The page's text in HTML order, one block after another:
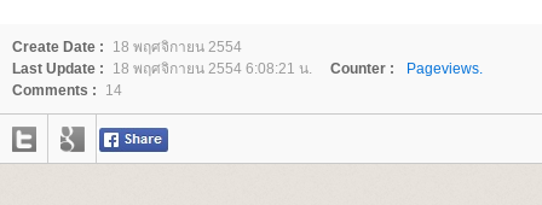
Create Date :
18 พฤศจิกายน 2554
Last Update :
18 พฤศจิกายน 2554 6:08:21 น. Counter :
Pageviews.
Comments :
14